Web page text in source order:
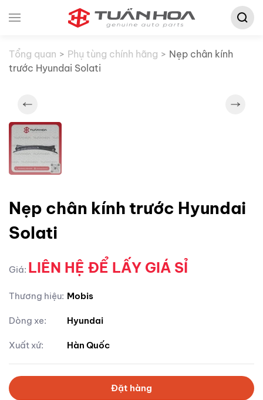
Tìm
Tổng quan
Phụ tùng chính hãng
Nẹp chân kính
trước Hyundai Solati
Nẹp chân kính trước Hyundai
Solati
Giá: LIÊN HỆ ĐỂ LẤY GIÁ SỈ
Thương hiệu: Mobis
Dòng xe: Hyundai
Xuất xứ: Hàn Quốc
Đặt hàng